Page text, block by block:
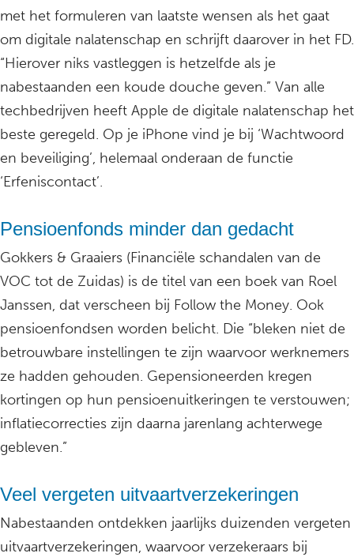
met het formuleren van laatste wensen als het gaat
om digitale nalatenschap en schrijft daarover in het FD.
“Hierover niks vastleggen is hetzelfde als je
nabestaanden een koude douche geven.” Van alle
techbedrijven heeft Apple de digitale nalatenschap het
beste geregeld. Op je iPhone vind je bij ‘Wachtwoord
en beveiliging’, helemaal onderaan de functie
‘Erfeniscontact’.
Pensioenfonds minder dan gedacht
Gokkers & Graaiers (Financiële schandalen van de
VOC tot de Zuidas) is de titel van een boek van Roel
Janssen, dat verscheen bij Follow the Money. Ook
pensioenfondsen worden belicht. Die “bleken niet de
betrouwbare instellingen te zijn waarvoor werknemers
ze hadden gehouden. Gepensioneerden kregen
kortingen op hun pensioenuitkeringen te verstouwen;
inflatiecorrecties zijn daarna jarenlang achterwege
gebleven.”
Veel vergeten uitvaartverzekeringen
Nabestaanden ontdekken jaarlijks duizenden vergeten
uitvaartverzekeringen, waarvoor verzekeraars bij